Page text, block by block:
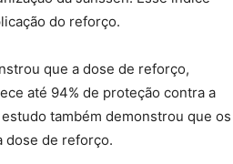
do reforço.
que a dose de reforço,
até 94% de proteção contra a
também demonstrou que os
dose de reforço.